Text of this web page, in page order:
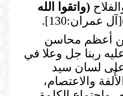
(واتقوا الله
[آل عمران:130].
أعظم محاسن
ربنا جل وعلا في
لسان سيد
والاعتصام،